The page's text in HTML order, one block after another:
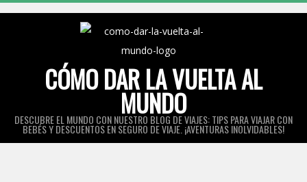
CÓMO DAR LA VUELTA AL
MUNDO
DESCUBRE EL MUNDO CON NUESTRO BLOG DE VIAJES: TIPS PARA VIAJAR CON
BEBÉS Y DESCUENTOS EN SEGURO DE VIAJE. ¡AVENTURAS INOLVIDABLES!